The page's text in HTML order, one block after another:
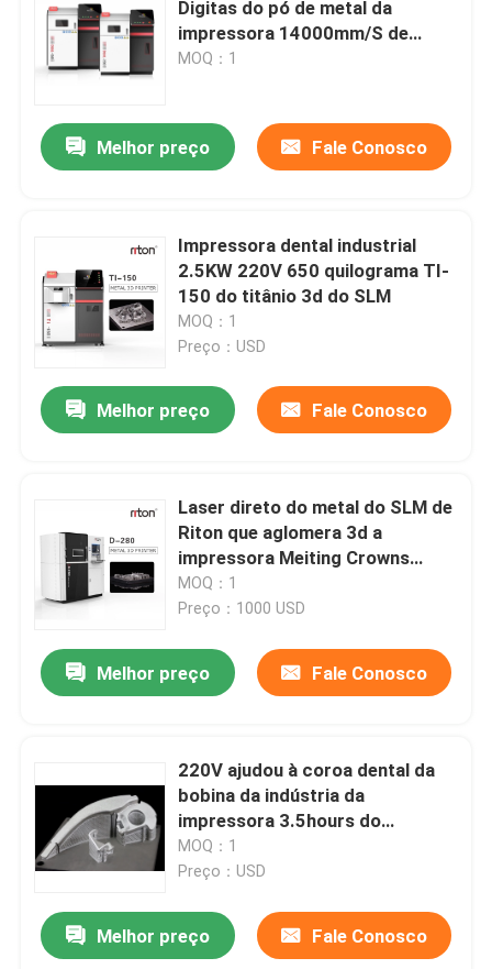
Digitas do pó de metal da
impressora 14000mm/S de
1.064μM Jewelry 3D
MOQ：1
Melhor preço Fale Conosco
Impressora dental industrial
2.5KW 220V 650 quilograma TI-
150 do titânio 3d do SLM
MOQ：1
Preço：USD
Melhor preço Fale Conosco
Laser direto do metal do SLM de
Riton que aglomera 3d a
impressora Meiting Crowns
Bridges para Laborator dental
MOQ：1
Preço：1000 USD
Melhor preço Fale Conosco
220V ajudou à coroa dental da
bobina da indústria da
impressora 3.5hours do
computador 3d do projeto
MOQ：1
Preço：USD
Melhor preço Fale Conosco